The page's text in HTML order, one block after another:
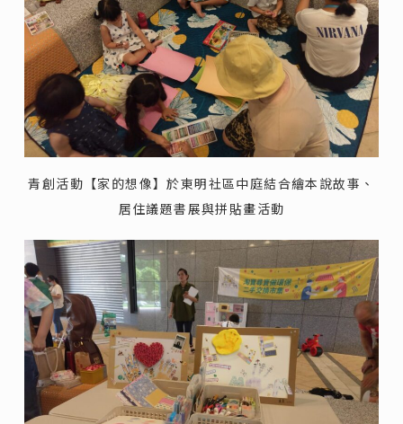
青創活動【家的想像】於東明社區中庭結合繪本說故事、
居住議題書展與拼貼畫活動